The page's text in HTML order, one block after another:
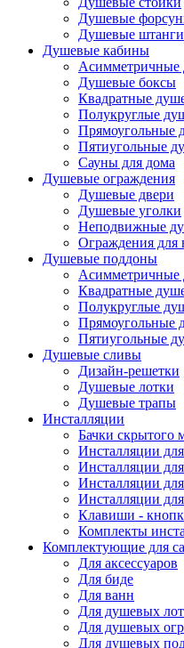
Душевые
Душевые штанги
Душевые кабины
Асимметричные
Душевые боксы
Квадратные
Полукруглые
Прямоугольные
Пятиугольные
Сауны для дома
Душевые ограждения
Душевые двери
Душевые уголки
Неподвижные
Ограждения для
Душевые поддоны
Квадратные
Полукруглые
Прямоугольные
Пятиугольные
Душевые сливы
Дизайн-решетки
Душевые лотки
Душевые трапы
Инсталляции
Бачки скрытого
Инсталляции
Инсталляции
Инсталляции
Инсталляции
Клавиши -
Комплекты
Комплектующие для
Для аксессуаров
Для биде
Для ванн
Для душевых
Для душевых
Для душевых